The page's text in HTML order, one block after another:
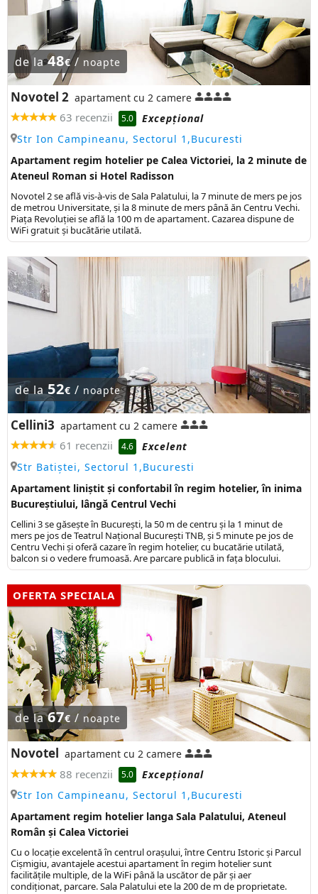
de la48€/ noapte
Novotel 2 apartament cu 2 camere
63 recenzii 5.0
Excepţional
Str Ion Campineanu, Sectorul 1,Bucuresti
Apartament regim hotelier pe Calea Victoriei, la 2 minute de
Ateneul Roman si Hotel Radisson
Novotel 2 se află vis-à-vis de Sala Palatului, la 7 minute de mers pe jos
de metrou Universitate, și la 8 minute de mers până ăn Centru Vechi.
Piața Revoluției se află la 100 m de apartament. Cazarea dispune de
WiFi gratuit și bucătărie utilată.
de la52€ / noapte
Cellini3 apartament cu 2 camere
61 recenzii 4.6
Excelent
Str Batiștei, Sectorul 1,Bucuresti
Apartament liniștit și confortabil în regim hotelier, în inima
Bucureștiului, lângă Centrul Vechi
Cellini 3 se găsește în București, la 50 m de centru și la 1 minut de
mers pe jos de Teatrul Național București TNB, și 5 minute pe jos de
Centru Vechi și oferă cazare în regim hotelier, cu bucatărie utilată,
balcon si o vedere frumoasă. Are parcare publică in fața blocului.
OFERTA SPECIALA
de la67€ / noapte
Novotel apartament cu 2 camere
88 recenzii 5.0
Excepţional
Str Ion Campineanu, Sectorul 1,Bucuresti
Apartament regim hotelier langa Sala Palatului, Ateneul
Român și Calea Victoriei
Cu o locație excelentă în centrul orașului, între Centru Istoric și Parcul
Cișmigiu, avantajele acestui apartament în regim hotelier sunt
facilitățile multiple, de la WiFi până la uscător de păr și aer
condiționat, parcare. Sala Palatului ete la 200 de m de proprietate.